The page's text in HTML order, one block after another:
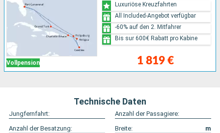
Vollpension 1 819 €
Luxuriöse Kreuzfahrten
All Included-Angebot verfügbar
-60% auf den 2. Mitfahrer
Bis sur 600€ Rabatt pro Kabine
Technische Daten
Jungfernfahrt:
Anzahl der Passagiere:
Anzahl der Besatzung:
Breite:
m